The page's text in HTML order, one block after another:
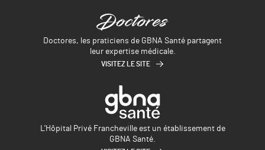
Doctores, les praticiens de GBNA Santé partagent
leur expertise médicale.
VISITEZ LE SITE
L'Hôpital Privé Francheville est un établissement de
GBNA Santé.